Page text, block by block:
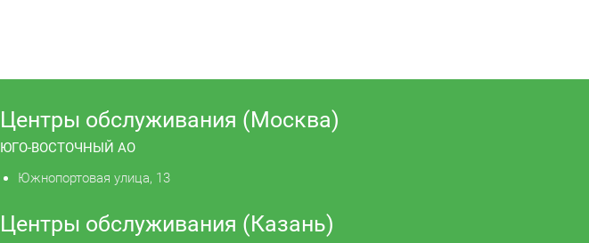
Центры обслуживания (Москва)
ЮГО-ВОСТОЧНЫЙ АО
Южнопортовая улица, 13
Центры обслуживания (Казань)